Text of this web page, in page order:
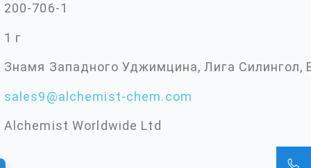
200-706-1
1 г
Знамя Западного Уджимцина, Лига Силингол,
sales9@alchemist-chem.com
Alchemist Worldwide Ltd